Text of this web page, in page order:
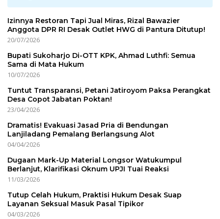
Izinnya Restoran Tapi Jual Miras, Rizal Bawazier
Anggota DPR RI Desak Outlet HWG di Pantura Ditutup!
20/07/2026
Bupati Sukoharjo Di-OTT KPK, Ahmad Luthfi: Semua
Sama di Mata Hukum
10/07/2026
Tuntut Transparansi, Petani Jatiroyom Paksa Perangkat
Desa Copot Jabatan Poktan!
23/04/2026
Dramatis! Evakuasi Jasad Pria di Bendungan
Lanjiladang Pemalang Berlangsung Alot
04/04/2026
Dugaan Mark-Up Material Longsor Watukumpul
Berlanjut, Klarifikasi Oknum UPJI Tuai Reaksi
11/03/2026
Tutup Celah Hukum, Praktisi Hukum Desak Suap
Layanan Seksual Masuk Pasal Tipikor
04/03/2026